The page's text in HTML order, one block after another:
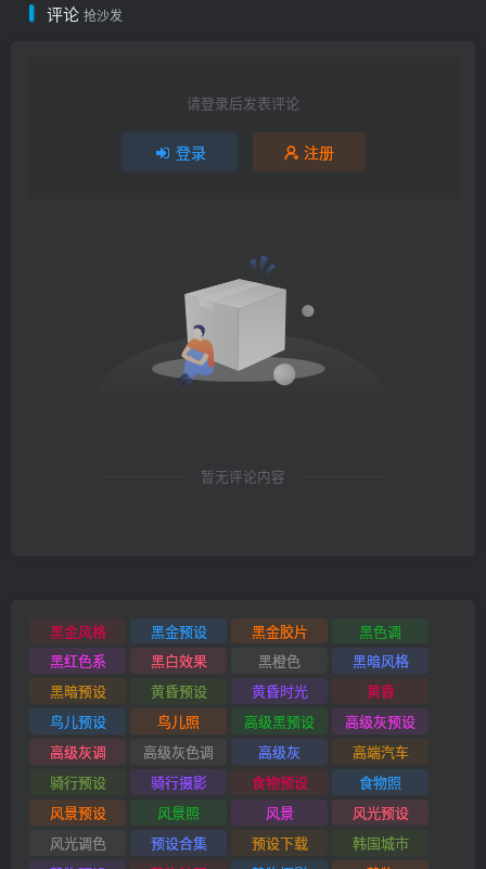
评论 抢沙发
请登录后发表评论
登录 注册
暂无评论内容
黑金风格 黑金预设 黑金胶片
黑色调
黑红色系
黑白效果 黑橙色
黑暗风格
黑暗预设
黄昏预设 黄昏时光
黄昏
鸟儿预设
鸟儿照 高级黑预设
高级灰预设
高级灰调
高级灰色调 高级灰
高端汽车
骑行预设
骑行摄影 食物预设
食物照
风景预设
风景照 风景
风光预设
风光调色
预设合集 预设下载
韩国城市